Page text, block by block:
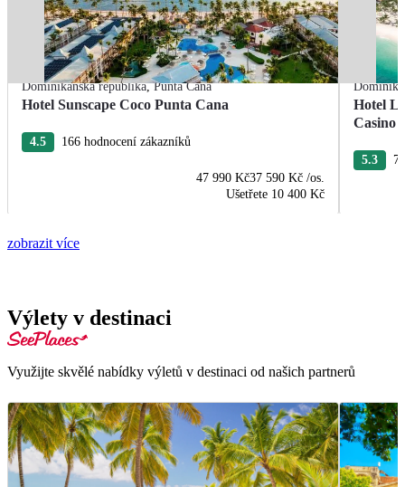
Dominikánská republika,Punta Cana
Hotel Sunscape Coco Punta Cana
4.5 166 hodnocení zákazníků
47 990 Kč37 590 Kč /os.
Ušetřete 10 400 Kč
Hotel
Casino
5.3
zobrazit více
Výlety v destinaci
Využijte skvělé nabídky výletů v destinaci od našich partnerů